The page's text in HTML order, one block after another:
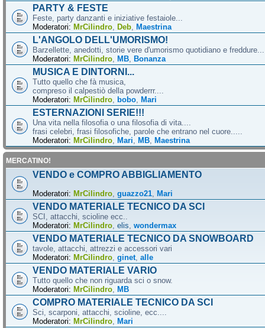
PARTY & FESTE
Feste, party danzanti e iniziative festaiole...
Moderatori: MrCilindro Deb Maestrina
L'ANGOLO DELL'UMORISMO!
Barzellette, anedotti, storie vere d'umorismo quotidiano e
Moderatori: MrCilindro MB Bonanza
MUSICA E DINTORNI...
Tutto quello che fà musica,
compreso il calpestiò della powderrr....
Moderatori: MrCilindro bobo Mari
ESTERNAZIONI SERIE!!!
Una vita nella filosofia o una filosofia di vita....
frasi celebri, frasi filosofiche, parole che entrano nel cuore.....
Moderatori: MrCilindro Mari MB Maestrina
MERCATINO!
VENDO e COMPRO ABBIGLIAMENTO
Moderatori: MrCilindro guazzo21 Mari
VENDO MATERIALE TECNICO DA SCI
SCI, attacchi, scioline ecc..
Moderatori: MrCilindro elis wondermax
VENDO MATERIALE TECNICO DA SNOWBOARD
tavole, attacchi, attrezzi e accessori vari
Moderatori: MrCilindro ginet alle
VENDO MATERIALE VARIO
Tutto quello che non riguarda sci o snow.
Moderatori: MrCilindro MB
COMPRO MATERIALE TECNICO DA SCI
Sci, scarponi, attacchi, scioline, ecc....
Moderatori: MrCilindro Mari